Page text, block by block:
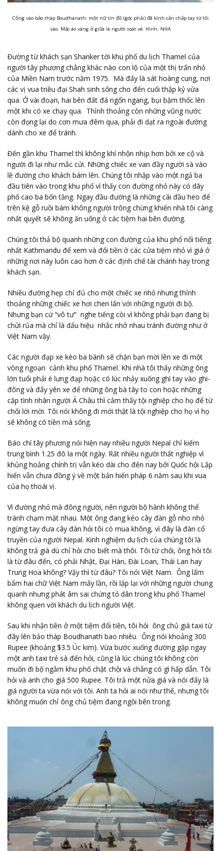
Cổng vào bảo tháp Boudhanath: một nữ tín đồ (góc phải) đã kính cẩn chấp tay từ lối
vào. Mặc áo vàng ở giữa là người soát vé. Hình: NHA
Đường từ khách sạn Shanker tới khu phố du lịch Thamel của
người tây phương chẳng khác nào con lộ của một thị trấn nhỏ
của Miền Nam trước năm 1975. Mà đấy là sát hoàng cung, nơi
các vị vua triều đại Shah sinh sống cho đến cuối thập kỷ vừa
qua. Ở vài đoạn, hai bên đất đá ngổn ngang, bụi bặm thốc lên
một khi có xe chạy qua. Thỉnh thoảng còn những vũng nước
còn đọng lại do cơn mưa đêm qua, phải đi dạt ra ngoài đường
dành cho xe để tránh.
Đến gần khu Thamel thì không khí nhộn nhịp hơn bởi xe cộ và
người đi lại như mắc cửi. Những chiếc xe van đầy người sà vào
lề đường cho khách bám lên. Chúng tôi nhập vào một ngả ba
đầu tiên vào trong khu phố vì thấy con đường nhỏ này có dãy
phố cao ba bốn tầng. Ngay đầu đường là những cái đầu heo để
trên kệ gỗ ruồi bám không người trông chừng khiến nhà tôi càng
nhất quyết sẽ không ăn uống ở các tiệm hai bên đường.
Chúng tôi thả bộ quanh những con đường của khu phố nổi tiếng
nhất Kathmandu để xem và đổi tiền ở các cửa tiệm nhỏ vì giá ở
những nơi này luôn cao hơn ở các định chế tài chánh hay trong
khách sạn.
Nhiều đường hẹp chỉ đủ cho một chiếc xe nhỏ nhưng thỉnh
thoảng những chiếc xe hơi chen lấn với những người đi bộ.
Nhưng bạn cứ “vô tư” nghe tiếng còi vì không phải bạn đang bị
chửi rủa mà chỉ là dấu hiệu nhắc nhở nhau tránh đường như ở
Việt Nam vậy.
Các người đạp xe kéo ba bánh sẽ chận bạn mời lên xe đi một
vòng ngoạn cảnh khu phố Thamel. Khi nhà tôi thấy những ông
lớn tuổi phải è lưng đạp hoặc có lúc nhảy xuống ghì tay vào ghi-
đông và đẩy yên xe để những ông bà tây to con hoặc những
cặp tình nhân người Á Châu thì cảm thấy tội nghiệp cho họ để từ
chối lời mời. Tôi nói không đi mới thật là tội nghiệp cho họ vì họ
sẽ không có tiền mà sống.
Báo chí tây phương nói hiện nay nhiều người Nepal chỉ kiếm
trung bình 1.25 đô la một ngày. Rất nhiều người thất nghiệp vì
khủng hoảng chính trị vẫn kéo dài cho đến nay bởi Quốc hội Lập
hiến vẫn chưa đồng ý về một bản hiến pháp 6 năm sau khi vua
của họ thoái vị.
Vì đường nhỏ mà đông người, nên người bộ hành không thể
tránh chạm mặt nhau. Một ông đang kéo cây đàn gỗ nho nhỏ
ngừng tay đưa cây đàn hỏi tôi có mua không, vì đây là đàn cổ
truyền của người Nepal. Kinh nghiệm du lịch của chúng tôi là
không trả giá dù chỉ hỏi cho biết mà thôi. Tôi từ chối, ông hỏi tôi
là từ đâu đến, có phải Nhật, Đại Hàn, Đài Loan, Thái Lan hay
Trung Hoa không? Vậy thì từ đâu? Tôi nói Việt Nam. Ông lẩm
bẩm hai chữ Việt Nam mấy lần, rồi lặp lại với những người chung
quanh nhưng phát âm sai chứng tỏ dân trong khu phố Thamel
không quen với khách du lịch người Việt.
Sau khi nhận tiền ở một tiệm đổi tiền, tôi hỏi ông chủ giá taxi từ
đây lên bảo tháp Boudhanath bao nhiêu. Ông nói khoảng 300
Rupee (khoảng $3.5 Úc kim). Vừa bước xuống đường gặp ngay
một anh taxi trẻ sà đến hỏi, cũng là lúc chúng tôi không còn
muốn đi bộ ngắm khu phố chật chội và chẳng có gì hấp dẫn. Tôi
hỏi và anh cho giá 500 Rupee. Tôi trả một nửa giá và nói đấy là
giá người ta vừa nói với tôi. Anh ta hỏi ai nói như thế, nhưng tôi
không muốn chỉ ông chủ tiệm đang ngồi bên trong.